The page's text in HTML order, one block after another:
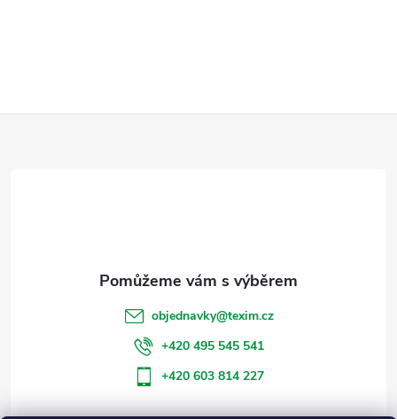
objednavky@texim.cz
+420 495 545 541
+420 603 814 227